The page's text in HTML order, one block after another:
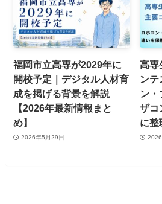
福岡市立高専が2029年に
開校予定｜デジタル人材育
成を掲げる背景を解説
【2026年最新情報まと
め】
2026年5月29日
高専
ンテ
ン
ザコ
に整